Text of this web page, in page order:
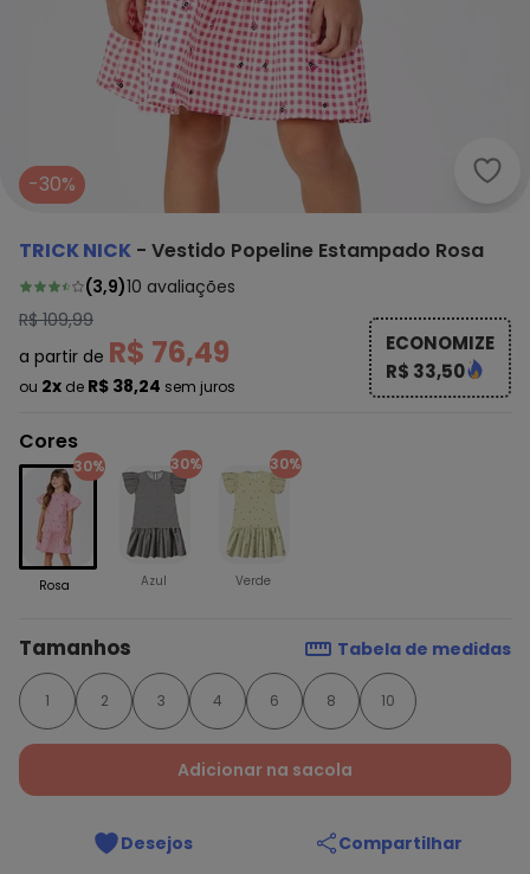
-30%
TRICK NICK - Vestido Popeline Estampado Rosa
(3,9)10 avaliações
R$ 109,99
a partir de R$ 76,49
ou 2x de R$ 38,24 sem juros
ECONOMIZE
R$ 33,50
Cores
30%
Rosa
30%
Azul
30%
Verde
Tamanhos Tabela de medidas
1 2 3 4 6 8 10
Adicionar na sacola
Desejos Compartilhar